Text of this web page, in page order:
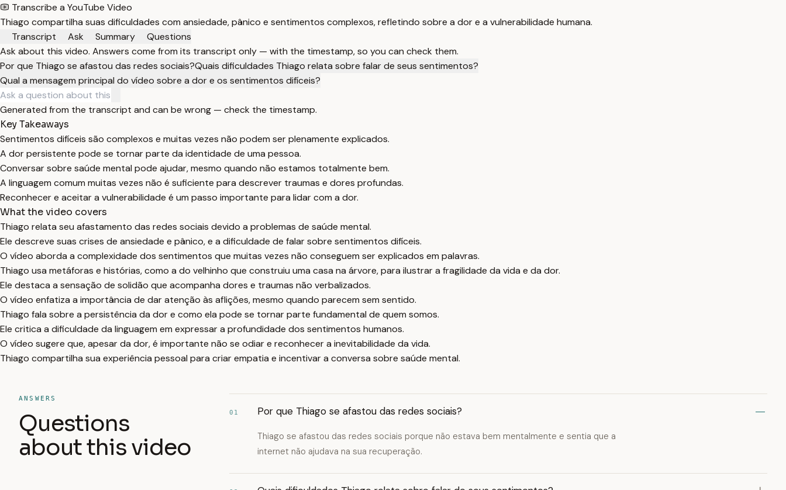
Transcribe a YouTube Video
Thiago compartilha suas dificuldades com ansiedade, pânico e sentimentos complexos, refletindo sobre a dor e a vulnerabilidade humana.
Transcript
Ask Summary
Questions
Ask about this video. Answers come from its transcript only — with the timestamp, so you can check them.
Por que Thiago se afastou das redes sociais?Quais dificuldades Thiago relata sobre falar de seus sentimentos?
Qual a mensagem principal do vídeo sobre a dor e os sentimentos difíceis?
Generated from the transcript and can be wrong — check the timestamp.
Key Takeaways
Sentimentos difíceis são complexos e muitas vezes não podem ser plenamente explicados.
A dor persistente pode se tornar parte da identidade de uma pessoa.
Conversar sobre saúde mental pode ajudar, mesmo quando não estamos totalmente bem.
A linguagem comum muitas vezes não é suficiente para descrever traumas e dores profundas.
Reconhecer e aceitar a vulnerabilidade é um passo importante para lidar com a dor.
What the video covers
Thiago relata seu afastamento das redes sociais devido a problemas de saúde mental.
Ele descreve suas crises de ansiedade e pânico, e a dificuldade de falar sobre sentimentos difíceis.
O vídeo aborda a complexidade dos sentimentos que muitas vezes não conseguem ser explicados em palavras.
Thiago usa metáforas e histórias, como a do velhinho que construiu uma casa na árvore, para ilustrar a fragilidade da vida e da dor.
Ele destaca a sensação de solidão que acompanha dores e traumas não verbalizados.
O vídeo enfatiza a importância de dar atenção às aflições, mesmo quando parecem sem sentido.
Thiago fala sobre a persistência da dor e como ela pode se tornar parte fundamental de quem somos.
Ele critica a dificuldade da linguagem em expressar a profundidade dos sentimentos humanos.
O vídeo sugere que, apesar da dor, é importante não se odiar e reconhecer a inevitabilidade da vida.
Thiago compartilha sua experiência pessoal para criar empatia e incentivar a conversa sobre saúde mental.
ANSWERS
Questions
about this video
01 Por que Thiago se afastou das redes sociais?
Thiago se afastou das redes sociais porque não estava bem mentalmente e sentia que a
internet não ajudava na sua recuperação.